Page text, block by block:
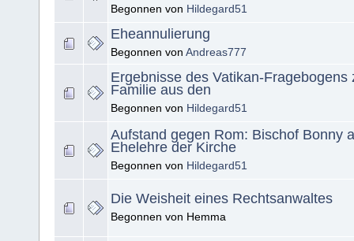
Begonnen von Hildegard51
Eheannulierung
Begonnen von Andreas777
Ergebnisse des Vatikan-Fragebogens
Familie aus den
Begonnen von Hildegard51
Aufstand gegen Rom: Bischof Bonny
Ehelehre der Kirche
Begonnen von Hildegard51
Die Weisheit eines Rechtsanwaltes
Begonnen von Hemma